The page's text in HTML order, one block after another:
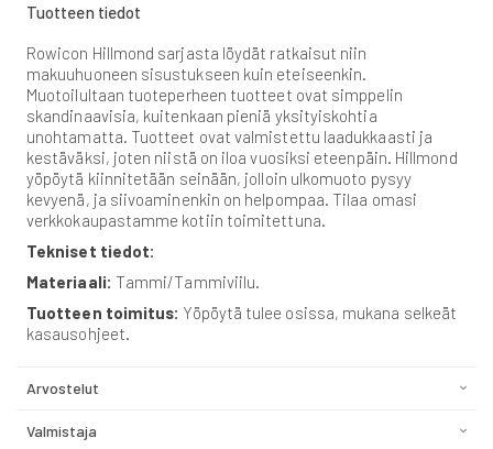
Tuotteen tiedot
Rowicon Hillmond sarjasta löydät ratkaisut niin
makuuhuoneen sisustukseen kuin eteiseenkin.
Muotoilultaan tuoteperheen tuotteet ovat simppelin
skandinaavisia, kuitenkaan pieniä yksityiskohtia
unohtamatta. Tuotteet ovat valmistettu laadukkaasti ja
kestäväksi, joten niistä on iloa vuosiksi eteenpäin. Hillmond
yöpöytä kiinnitetään seinään, jolloin ulkomuoto pysyy
kevyenä, ja siivoaminenkin on helpompaa. Tilaa omasi
verkkokaupastamme kotiin toimitettuna.
Tekniset tiedot:
Materiaali: Tammi/Tammiviilu.
Tuotteen toimitus: Yöpöytä tulee osissa, mukana selkeät
kasausohjeet.
Arvostelut
Valmistaja